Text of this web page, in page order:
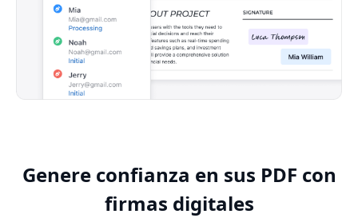
Genere confianza en sus PDF con
firmas digitales